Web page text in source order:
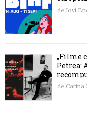
de Jovi
„Filme
Petrea:
de Carina